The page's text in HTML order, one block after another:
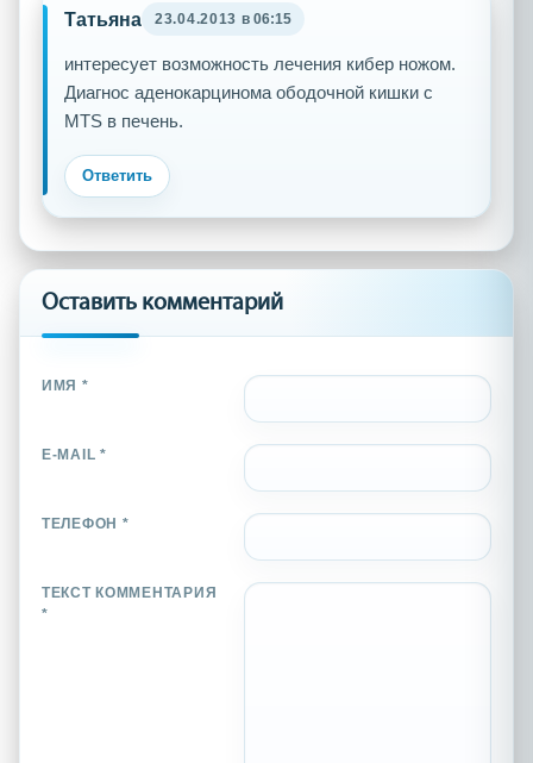
Татьяна 23.04.2013 в 06:15
интересует возможность лечения кибер ножом.
Диагнос аденокарцинома ободочной кишки с
MTS в печень.
Ответить
Оставить комментарий
ИМЯ *
E-MAIL *
ТЕЛЕФОН *
ТЕКСТ КОММЕНТАРИЯ
*